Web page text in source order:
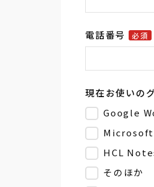
電話番号 必須
現在お使いの
Google
HCL
そのほか